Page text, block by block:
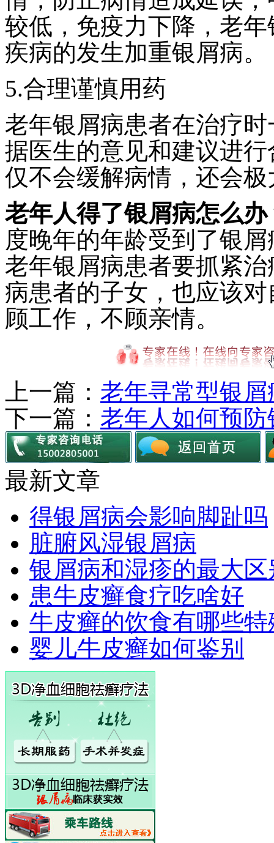
较低，免疫力下降，老
疾病的发生加重银屑病。
5.合理谨慎用药
老年银屑病患者在治疗
据医生的意见和建议进
仅不会缓解病情，还会
老年人得了银屑病怎么办
度晚年的年龄受到了银
老年银屑病患者要抓紧
病患者的子女，也应该
顾工作，不顾亲情。
上一篇： 老年寻常型银
下一篇： 老年人如何预防
最新文章
得银屑病会影响脚趾吗
脏腑风湿银屑病
银屑病和湿疹的最大区
患牛皮癣食疗吃啥好
牛皮癣的饮食有哪些
婴儿牛皮癣如何鉴别